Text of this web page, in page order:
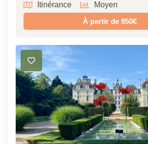
Itinérance
Moyen
À partir de 850€